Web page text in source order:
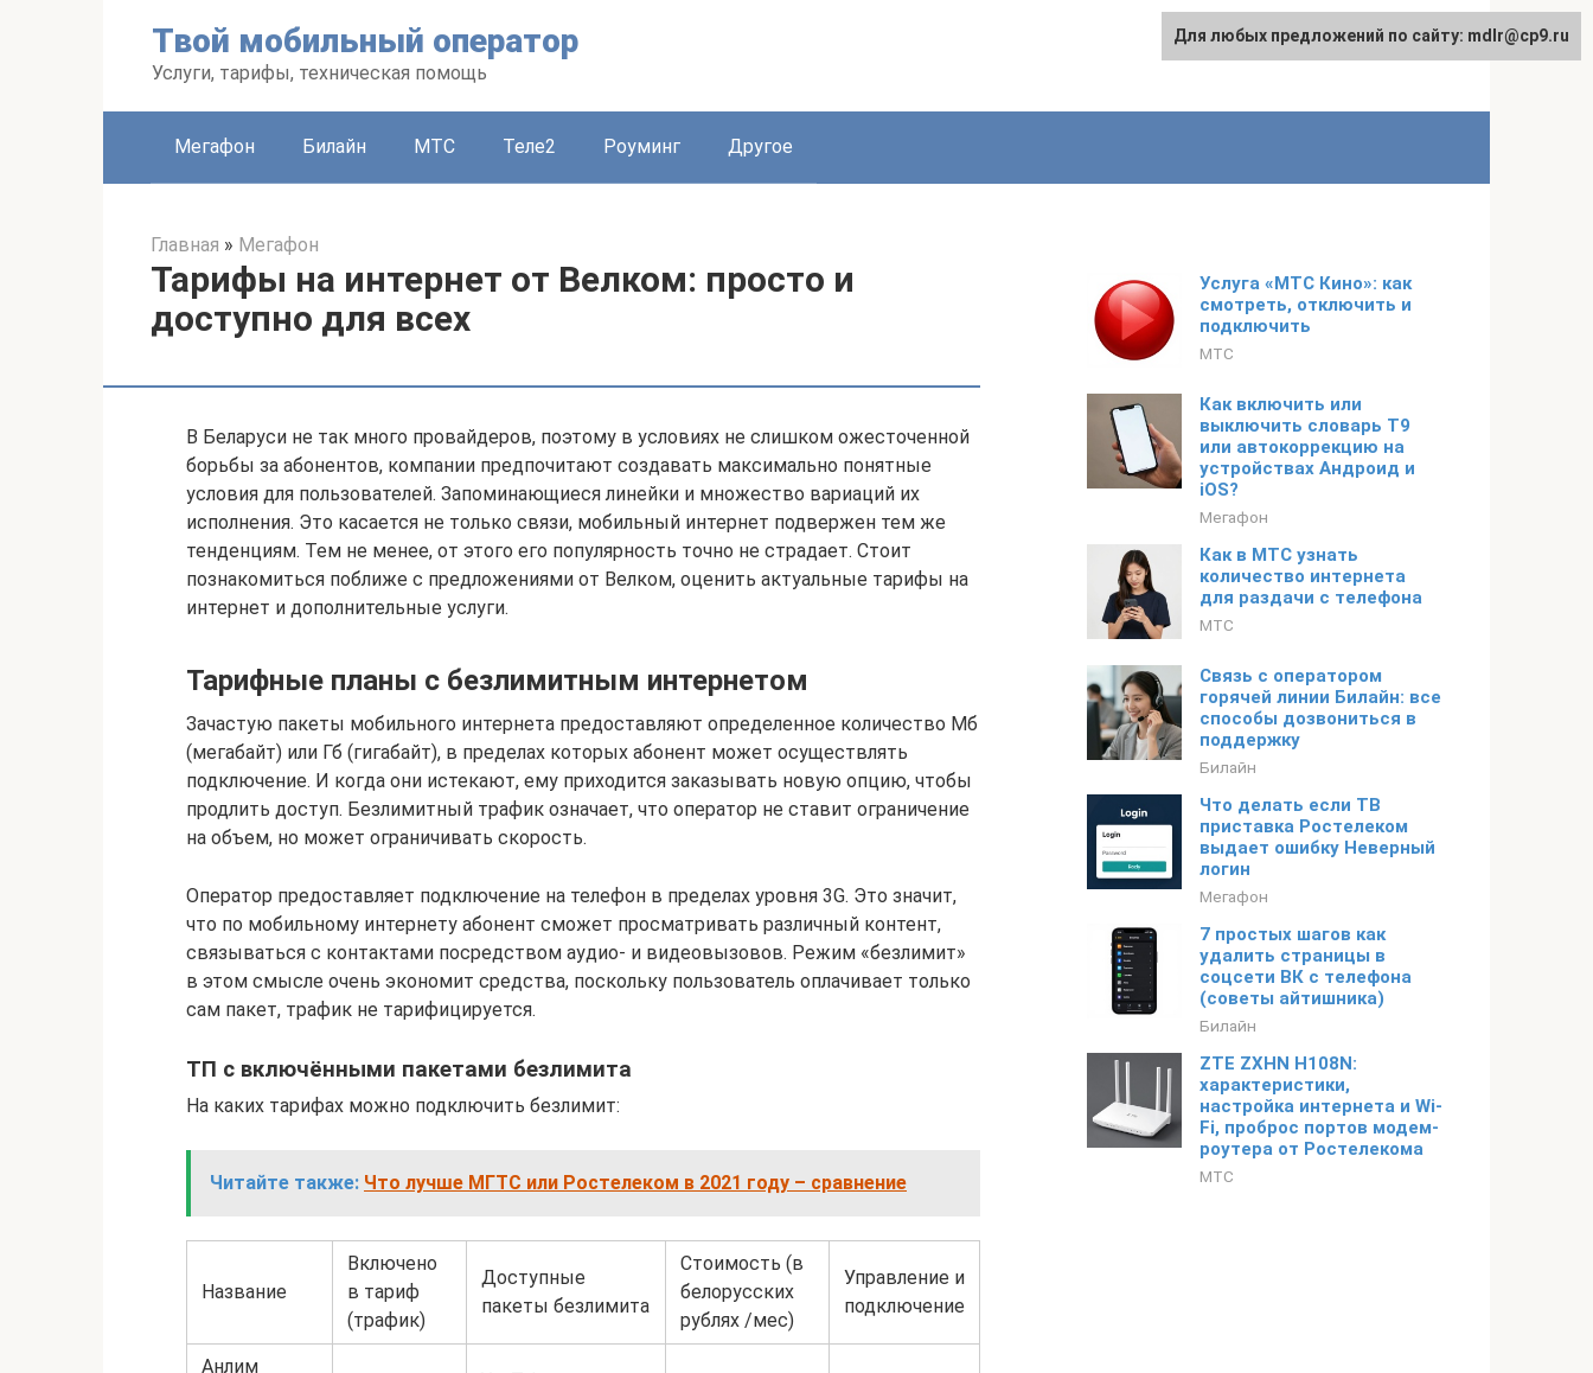
Твой мобильный оператор
Услуги, тарифы, техническая помощь
Мегафон Билайн МТС Теле2 Роуминг Другое
Главная » Мегафон
Тарифы на интернет от Велком: просто и
доступно для всех
В Беларуси не так много провайдеров, поэтому в условиях не слишком ожесточенной
борьбы за абонентов, компании предпочитают создавать максимально понятные
условия для пользователей. Запоминающиеся линейки и множество вариаций их
исполнения. Это касается не только связи, мобильный интернет подвержен тем же
тенденциям. Тем не менее, от этого его популярность точно не страдает. Стоит
познакомиться поближе с предложениями от Велком, оценить актуальные тарифы на
интернет и дополнительные услуги.
Тарифные планы с безлимитным интернетом
Зачастую пакеты мобильного интернета предоставляют определенное количество Мб
(мегабайт) или Гб (гигабайт), в пределах которых абонент может осуществлять
подключение. И когда они истекают, ему приходится заказывать новую опцию, чтобы
продлить доступ. Безлимитный трафик означает, что оператор не ставит ограничение
на объем, но может ограничивать скорость.
Оператор предоставляет подключение на телефон в пределах уровня 3G. Это значит,
что по мобильному интернету абонент сможет просматривать различный контент,
связываться с контактами посредством аудио- и видеовызовов. Режим «безлимит»
в этом смысле очень экономит средства, поскольку пользователь оплачивает только
сам пакет, трафик не тарифицируется.
ТП с включёнными пакетами безлимита
На каких тарифах можно подключить безлимит:
Читайте также: Что лучше МГТС или Ростелеком в 2021 году – сравнение
Название
Включено
в тариф
(трафик)
Доступные
пакеты безлимита
Стоимость (в
белорусских
рублях /мес)
Управление и
подключение
Анлим
Услуга «МТС Кино»: как
смотреть, отключить и
подключить
МТС
Как включить или
выключить словарь Т9
или автокоррекцию на
устройствах Андроид и
iOS?
Мегафон
Как в МТС узнать
количество интернета
для раздачи с телефона
МТС
Связь с оператором
горячей линии Билайн: все
способы дозвониться в
поддержку
Билайн
Что делать если ТВ
приставка Ростелеком
выдает ошибку Неверный
логин
Мегафон
7 простых шагов как
удалить страницы в
соцсети ВК с телефона
(советы айтишника)
Билайн
ZTE ZXHN H108N:
характеристики,
настройка интернета и Wi-
Fi, проброс портов модем-
роутера от Ростелекома
МТС
Для любых предложений по сайту: mdlr@cp9.ru